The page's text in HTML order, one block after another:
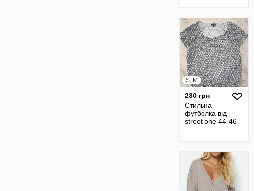
S, M
230 грн
Стильна
футболка від
street one 44-46